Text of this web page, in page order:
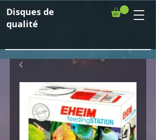
Disques de
qualité